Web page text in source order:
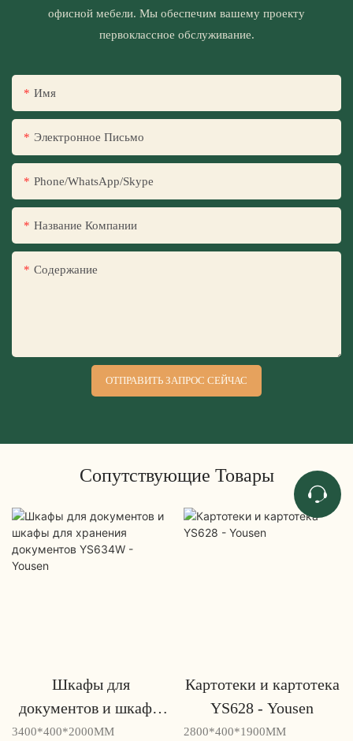
офисной мебели. Мы обеспечим вашему проекту
первоклассное обслуживание.
Имя
Электронное Письмо
Phone/WhatsApp/Skype
Название Компании
Содержание
ОТПРАВИТЬ ЗАПРОС СЕЙЧАС
Сопутствующие Товары
Шкафы для
документов и шкафы
для хранения
3400*400*2000MM
Картотеки и картотека
YS628 - Yousen
2800*400*1900MM